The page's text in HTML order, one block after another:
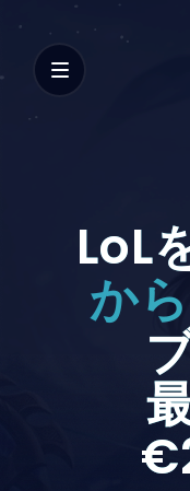
LoL
か